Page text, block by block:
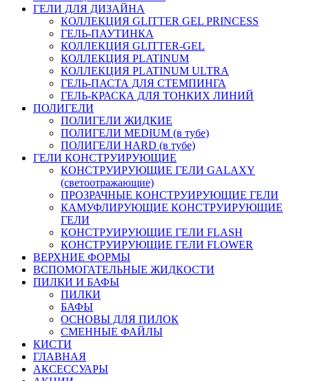
ГЕЛИ ДЛЯ ДИЗАЙНА
КОЛЛЕКЦИЯ GLITTER GEL PRINCESS
ГЕЛЬ-ПАУТИНКА
КОЛЛЕКЦИЯ GLITTER-GEL
КОЛЛЕКЦИЯ PLATINUM
КОЛЛЕКЦИЯ PLATINUM ULTRA
ГЕЛЬ-ПАСТА ДЛЯ СТЕМПИНГА
ГЕЛЬ-КРАСКА ДЛЯ ТОНКИХ ЛИНИЙ
ПОЛИГЕЛИ
ПОЛИГЕЛИ ЖИДКИЕ
ПОЛИГЕЛИ MEDIUM (в тубе)
ПОЛИГЕЛИ HARD (в тубе)
ГЕЛИ КОНСТРУИРУЮЩИЕ
КОНСТРУИРУЮЩИЕ ГЕЛИ GALAXY
(светоотражающие)
ПРОЗРАЧНЫЕ КОНСТРУИРУЮЩИЕ ГЕЛИ
КАМУФЛИРУЮЩИЕ КОНСТРУИРУЮЩИЕ
ГЕЛИ
КОНСТРУИРУЮЩИЕ ГЕЛИ FLASH
КОНСТРУИРУЮЩИЕ ГЕЛИ FLOWER
ВЕРХНИЕ ФОРМЫ
ВСПОМОГАТЕЛЬНЫЕ ЖИДКОСТИ
ПИЛКИ И БАФЫ
ПИЛКИ
БАФЫ
ОСНОВЫ ДЛЯ ПИЛОК
СМЕННЫЕ ФАЙЛЫ
КИСТИ
ГЛАВНАЯ
АКСЕССУАРЫ